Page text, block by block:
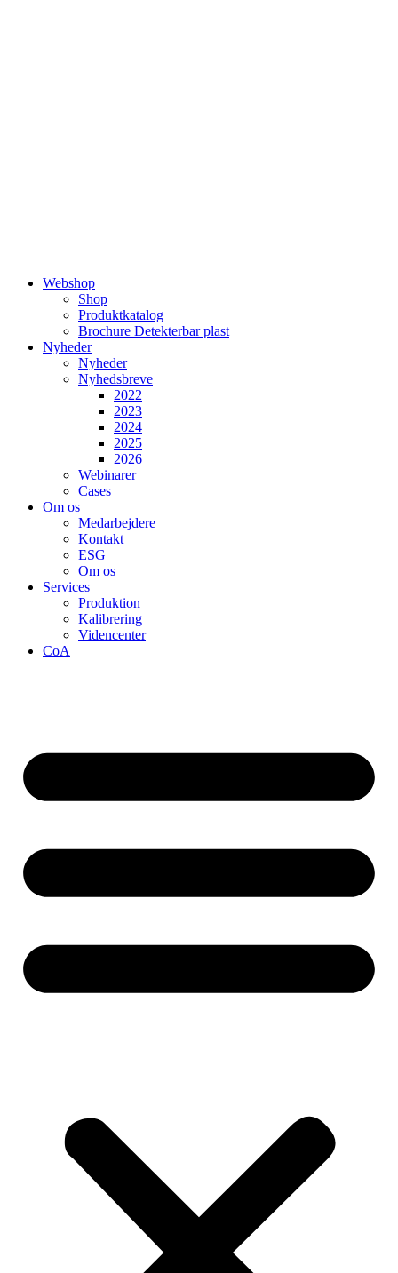
Webshop
Shop
Produktkatalog
Brochure Detekterbar plast
Nyheder
Nyheder
Nyhedsbreve
2022
2023
2024
2025
2026
Webinarer
Cases
Om os
Medarbejdere
Kontakt
ESG
Om os
Services
Produktion
Kalibrering
Videncenter
CoA